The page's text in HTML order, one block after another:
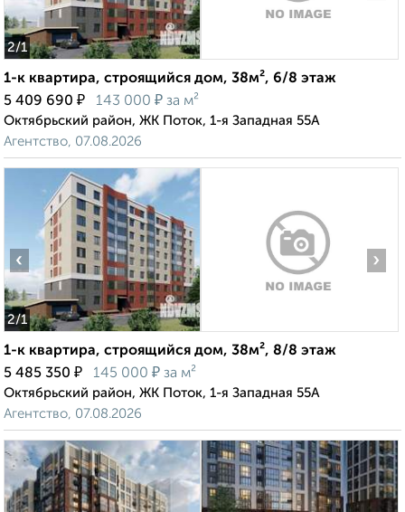
2/1
1-к квартира, строящийся дом, 38м², 6/8 этаж
5 409 690 ₽ 143 000 ₽ за м²
Октябрьский район, ЖК Поток, 1-я Западная 55А
Агентство, 07.08.2026
2/1
‹ ›
1-к квартира, строящийся дом, 38м², 8/8 этаж
5 485 350 ₽ 145 000 ₽ за м²
Октябрьский район, ЖК Поток, 1-я Западная 55А
Агентство, 07.08.2026